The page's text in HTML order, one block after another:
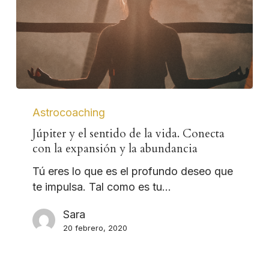
Astrocoaching
Júpiter y el sentido de la vida. Conecta
con la expansión y la abundancia
Tú eres lo que es el profundo deseo que
te impulsa. Tal como es tu…
Sara
20 febrero, 2020